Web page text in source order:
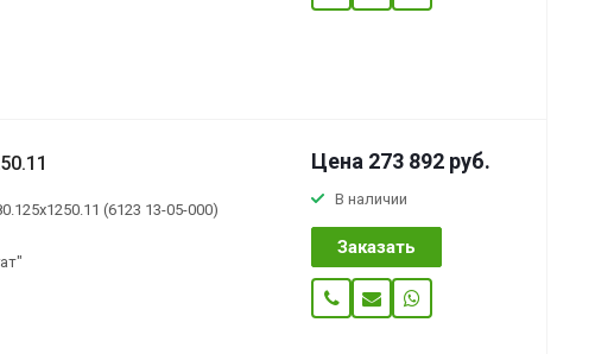
(6123 13-05-000)
Цена 273 892 руб.
В наличии
Заказать